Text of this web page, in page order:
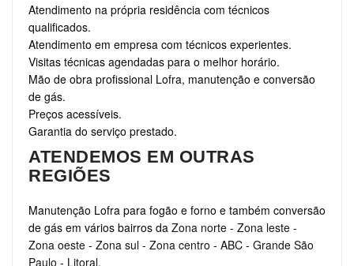
Atendimento na própria residência com técnicos
qualificados.
Atendimento em empresa com técnicos experientes.
Visitas técnicas agendadas para o melhor horário.
Mão de obra profissional Lofra, manutenção e conversão
de gás.
Preços acessíveis.
Garantia do serviço prestado.
ATENDEMOS EM OUTRAS
REGIÕES
Manutenção Lofra para fogão e forno e também conversão
de gás em vários bairros da Zona norte - Zona leste -
Zona oeste - Zona sul - Zona centro - ABC - Grande São
Paulo - Litoral.